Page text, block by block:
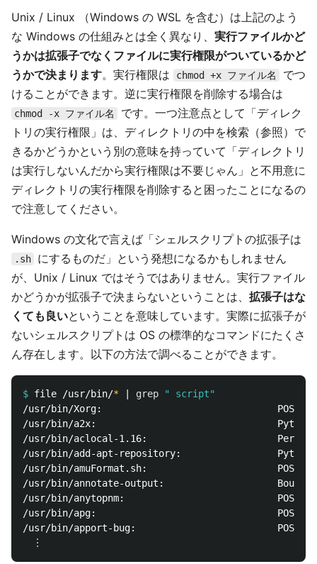
Unix / Linux （Windows の WSL を含む）は上記のよう
な Windows の仕組みとは全く異なり、 実行ファイルかど
うかは拡張子でなくファイルに実行権限がついているかど
うかで決まります。実行権限は chmod +x ファイル名
でつ
けることができます。逆に実行権限を削除する場合は
chmod -x ファイル名
です。一つ注意点として「ディレク
トリの実行権限」は、ディレクトリの中を検索（参照）で
きるかどうかという別の意味を持っていて「ディレクトリ
は実行しないんだから実行権限は不要じゃん」と不用意に
ディレクトリの実行権限を削除すると困ったことになるの
で注意してください。
Windows の文化で言えば「シェルスクリプトの拡張子は
.sh
にするものだ」という発想になるかもしれません
が、Unix / Linux ではそうではありません。実行ファイル
かどうかが拡張子で決まらないということは、 拡張子はな
くても良いということを意味しています。実際に拡張子が
ないシェルスクリプトは OS の標準的なコマンドにたくさ
ん存在します。以下の方法で調べることができます。
$ file /usr/bin/* grep
" script"
/usr/bin/Xorg:                               POSIX
/usr/bin/a2x:                                Python
/usr/bin/aclocal-1.16:                       Perl
/usr/bin/add-apt-repository:                 Python
/usr/bin/amuFormat.sh:                       POSIX
/usr/bin/annotate-output:                    Bourne-
/usr/bin/anytopnm:                           POSIX
/usr/bin/apg:                                POSIX
/usr/bin/apport-bug:                         POSIX